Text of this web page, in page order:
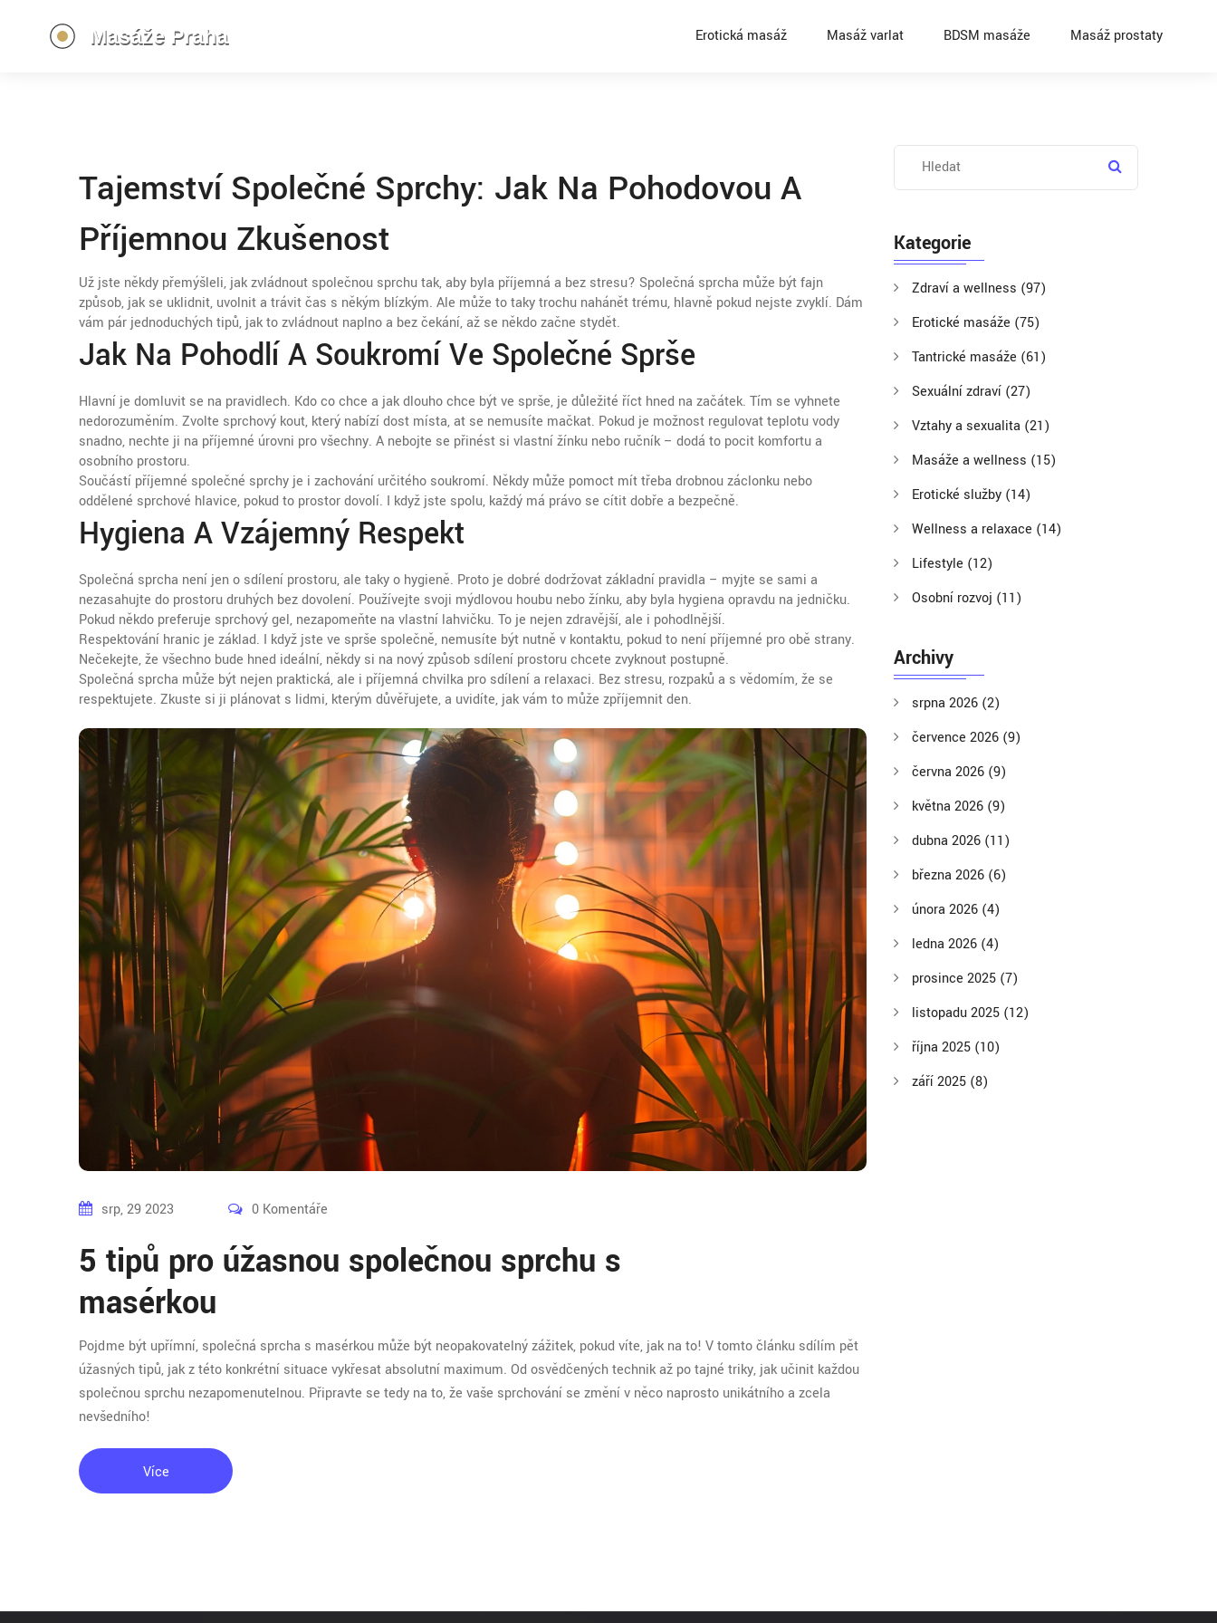
Erotická masáž Masáž varlat BDSM masáže Masáž prostaty
Tajemství Společné Sprchy: Jak Na Pohodovou A
Příjemnou Zkušenost
Už jste někdy přemýšleli, jak zvládnout společnou sprchu tak, aby byla příjemná a bez stresu? Společná sprcha může být fajn
způsob, jak se uklidnit, uvolnit a trávit čas s někým blízkým. Ale může to taky trochu nahánět trému, hlavně pokud nejste zvyklí. Dám
vám pár jednoduchých tipů, jak to zvládnout naplno a bez čekání, až se někdo začne stydět.
Jak Na Pohodlí A Soukromí Ve Společné Sprše
Hlavní je domluvit se na pravidlech. Kdo co chce a jak dlouho chce být ve sprše, je důležité říct hned na začátek. Tím se vyhnete
nedorozuměním. Zvolte sprchový kout, který nabízí dost místa, ať se nemusíte mačkat. Pokud je možnost regulovat teplotu vody
snadno, nechte ji na příjemné úrovni pro všechny. A nebojte se přinést si vlastní žínku nebo ručník – dodá to pocit komfortu a
osobního prostoru.
Součástí příjemné společné sprchy je i zachování určitého soukromí. Někdy může pomoct mít třeba drobnou záclonku nebo
oddělené sprchové hlavice, pokud to prostor dovolí. I když jste spolu, každý má právo se cítit dobře a bezpečně.
Hygiena A Vzájemný Respekt
Společná sprcha není jen o sdílení prostoru, ale taky o hygieně. Proto je dobré dodržovat základní pravidla – myjte se sami a
nezasahujte do prostoru druhých bez dovolení. Používejte svoji mýdlovou houbu nebo žínku, aby byla hygiena opravdu na jedničku.
Pokud někdo preferuje sprchový gel, nezapomeňte na vlastní lahvičku. To je nejen zdravější, ale i pohodlnější.
Respektování hranic je základ. I když jste ve sprše společně, nemusíte být nutně v kontaktu, pokud to není příjemné pro obě strany.
Nečekejte, že všechno bude hned ideální, někdy si na nový způsob sdílení prostoru chcete zvyknout postupně.
Společná sprcha může být nejen praktická, ale i příjemná chvilka pro sdílení a relaxaci. Bez stresu, rozpaků a s vědomím, že se
respektujete. Zkuste si ji plánovat s lidmi, kterým důvěřujete, a uvidíte, jak vám to může zpříjemnit den.
srp, 29 2023 0 Komentáře
5 tipů pro úžasnou společnou sprchu s
masérkou
Pojďme být upřímní, společná sprcha s masérkou může být neopakovatelný zážitek, pokud víte, jak na to! V tomto článku sdílím pět
úžasných tipů, jak z této konkrétní situace vykřesat absolutní maximum. Od osvědčených technik až po tajné triky, jak učinit každou
společnou sprchu nezapomenutelnou. Připravte se tedy na to, že vaše sprchování se změní v něco naprosto unikátního a zcela
nevšedního!
Více
Kategorie
Zdraví a wellness (97)
Erotické masáže (75)
Tantrické masáže (61)
Sexuální zdraví (27)
Vztahy a sexualita (21)
Masáže a wellness (15)
Erotické služby (14)
Wellness a relaxace (14)
Lifestyle (12)
Osobní rozvoj (11)
Archivy
srpna 2026 (2)
července 2026 (9)
června 2026 (9)
května 2026 (9)
dubna 2026 (11)
března 2026 (6)
února 2026 (4)
ledna 2026 (4)
prosince 2025 (7)
listopadu 2025 (12)
října 2025 (10)
září 2025 (8)